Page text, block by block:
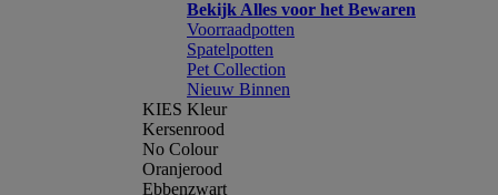
Bekijk Alles voor het Bewaren
Voorraadpotten
Spatelpotten
Pet Collection
Nieuw Binnen
KIES Kleur
Kersenrood
No Colour
Oranjerood
Ebbenzwart